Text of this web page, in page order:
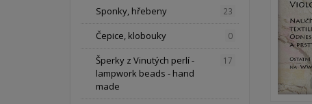
Sponky, hřebeny 23
Čepice, klobouky 0
Šperky z Vinutých perlí -
lampwork beads - hand
made
17